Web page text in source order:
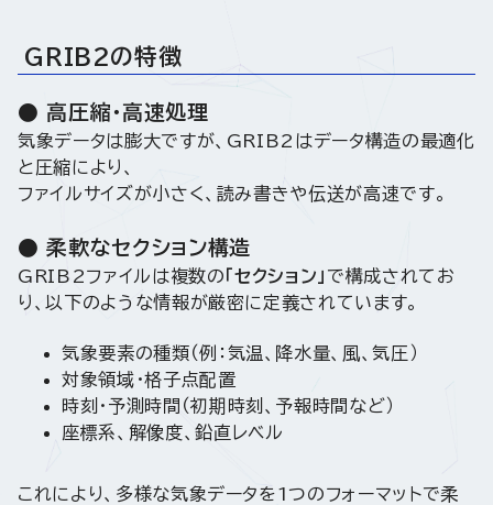
GRIB2の特徴
● 高圧縮・高速処理
気象データは膨大ですが、GRIB2はデータ構造の最適化
と圧縮により、
ファイルサイズが小さく、読み書きや伝送が高速です。
● 柔軟なセクション構造
GRIB2ファイルは複数の 「セクション」 で構成されてお
り、以下のような情報が厳密に定義されています。
気象要素の種類（例：気温、降水量、風、気圧）
対象領域・格子点配置
時刻・予測時間（初期時刻、予報時間など）
座標系、解像度、鉛直レベル
これにより、多様な気象データを1つのフォーマットで柔